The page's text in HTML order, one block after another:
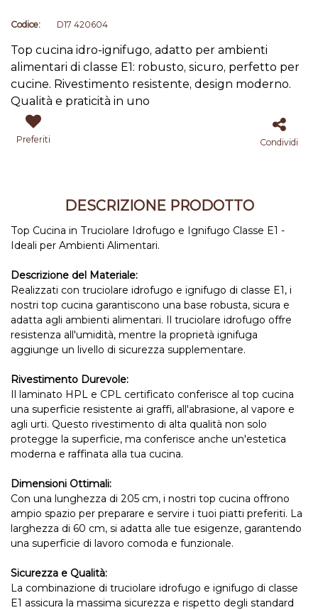
Codice: D17 420604
Top cucina idro-ignifugo, adatto per ambienti
alimentari di classe E1: robusto, sicuro, perfetto per
cucine. Rivestimento resistente, design moderno.
Qualità e praticità in uno
Preferiti Condividi
DESCRIZIONE PRODOTTO
Top Cucina in Truciolare Idrofugo e Ignifugo Classe E1 -
Ideali per Ambienti Alimentari.
Descrizione del Materiale:
Realizzati con truciolare idrofugo e ignifugo di classe E1, i
nostri top cucina garantiscono una base robusta, sicura e
adatta agli ambienti alimentari. Il truciolare idrofugo offre
resistenza all'umidità, mentre la proprietà ignifuga
aggiunge un livello di sicurezza supplementare.
Rivestimento Durevole:
Il laminato HPL e CPL certificato conferisce al top cucina
una superficie resistente ai graffi, all'abrasione, al vapore e
agli urti. Questo rivestimento di alta qualità non solo
protegge la superficie, ma conferisce anche un'estetica
moderna e raffinata alla tua cucina.
Dimensioni Ottimali:
Con una lunghezza di 205 cm, i nostri top cucina offrono
ampio spazio per preparare e servire i tuoi piatti preferiti. La
larghezza di 60 cm, si adatta alle tue esigenze, garantendo
una superficie di lavoro comoda e funzionale.
Sicurezza e Qualità:
La combinazione di truciolare idrofugo e ignifugo di classe
E1 assicura la massima sicurezza e rispetto degli standard